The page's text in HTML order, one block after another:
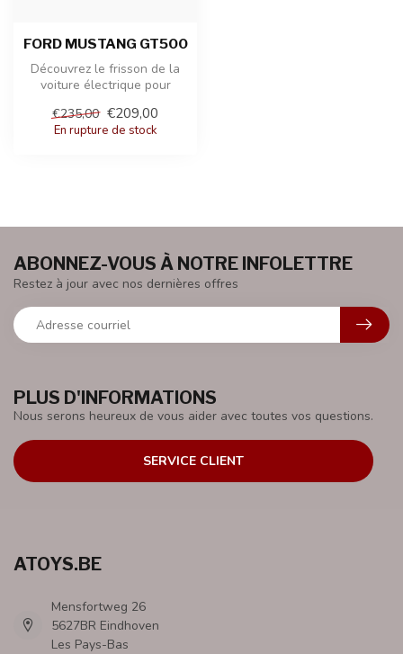
FORD MUSTANG GT500
Découvrez le frisson de la
voiture électrique pour
GT500, u...
€235,00 €209,00
En rupture de stock
PLUS D'INFORMATIONS
Nous serons heureux de vous aider avec toutes vos questions.
SERVICE CLIENT
ABONNEZ-VOUS À NOTRE INFOLETTRE
Restez à jour avec nos dernières offres
ATOYS.BE
Mensfortweg 26
5627BR Eindhoven
Les Pays-Bas